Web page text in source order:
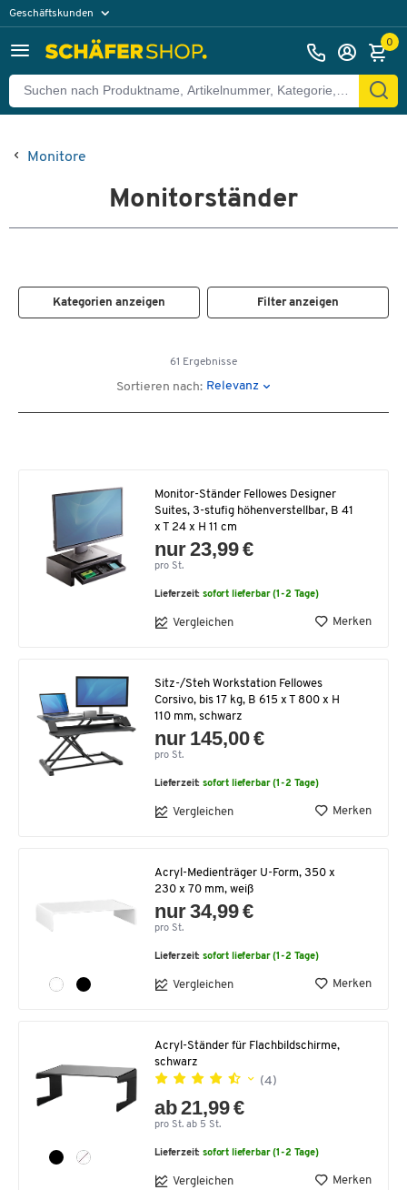
Geschäftskunden
0
Monitore
Monitorständer
Kategorien anzeigen Filter anzeigen
61 Ergebnisse
Sortieren nach: Relevanz
Monitor-Ständer Fellowes Designer
Suites, 3-stufig höhenverstellbar, B 41
x T 24 x H 11 cm
nur 23,99 €
pro St.
Lieferzeit:sofort lieferbar (1-2 Tage)
Vergleichen Merken
Sitz-/Steh Workstation Fellowes
Corsivo, bis 17 kg, B 615 x T 800 x H
110 mm, schwarz
nur 145,00 €
pro St.
Lieferzeit:sofort lieferbar (1-2 Tage)
Vergleichen Merken
Acryl-Medienträger U-Form, 350 x
230 x 70 mm, weiß
nur 34,99 €
pro St.
Lieferzeit:sofort lieferbar (1-2 Tage)
Vergleichen Merken
Acryl-Ständer für Flachbildschirme,
schwarz
(4)
ab 21,99 €
pro St. ab 5 St.
Lieferzeit:sofort lieferbar (1-2 Tage)
Vergleichen Merken